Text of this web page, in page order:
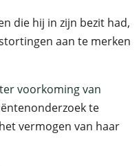
die hij in zijn bezit had,
aan te merken
voorkoming van
te
vermogen van haar